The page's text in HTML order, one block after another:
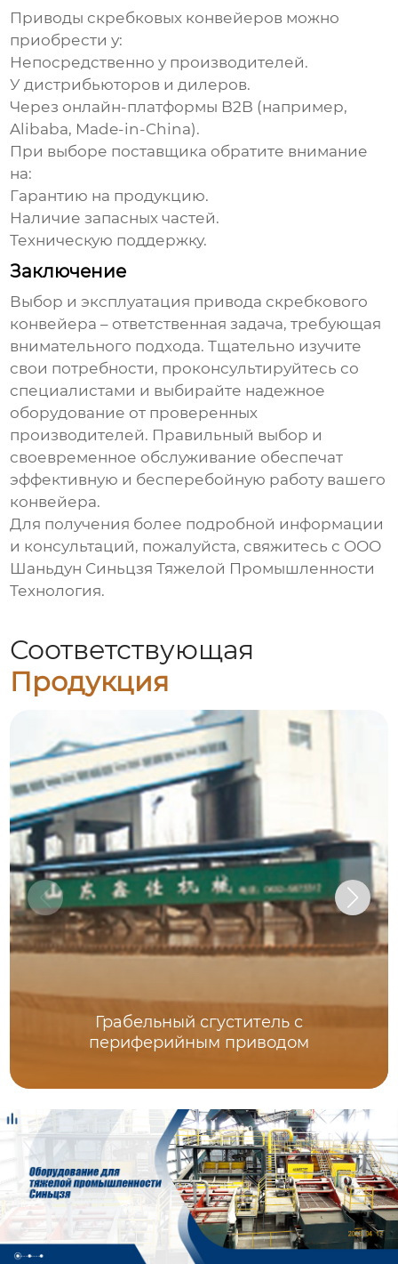
Приводы скребковых конвейеров можно
приобрести у:
Непосредственно у производителей.
У дистрибьюторов и дилеров.
Через онлайн-платформы B2B (например,
Alibaba, Made-in-China).
При выборе поставщика обратите внимание
на:
Гарантию на продукцию.
Наличие запасных частей.
Техническую поддержку.
Заключение
Выбор и эксплуатация привода скребкового
конвейера – ответственная задача, требующая
внимательного подхода. Тщательно изучите
свои потребности, проконсультируйтесь со
специалистами и выбирайте надежное
оборудование от проверенных
производителей. Правильный выбор и
своевременное обслуживание обеспечат
эффективную и бесперебойную работу вашего
конвейера.
Для получения более подробной информации
и консультаций, пожалуйста, свяжитесь с ООО
Шаньдун Синьцзя Тяжелой Промышленности
Технология.
Соответствующая
Продукция
Грабельный сгуститель с
периферийным приводом